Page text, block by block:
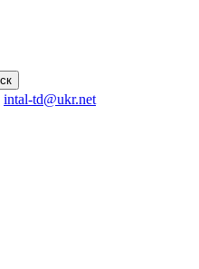
intal-td@ukr.net